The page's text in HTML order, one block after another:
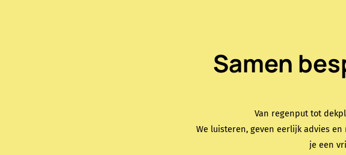
Samen
Van regenput tot
We luisteren, geven eerlijk advies
je een